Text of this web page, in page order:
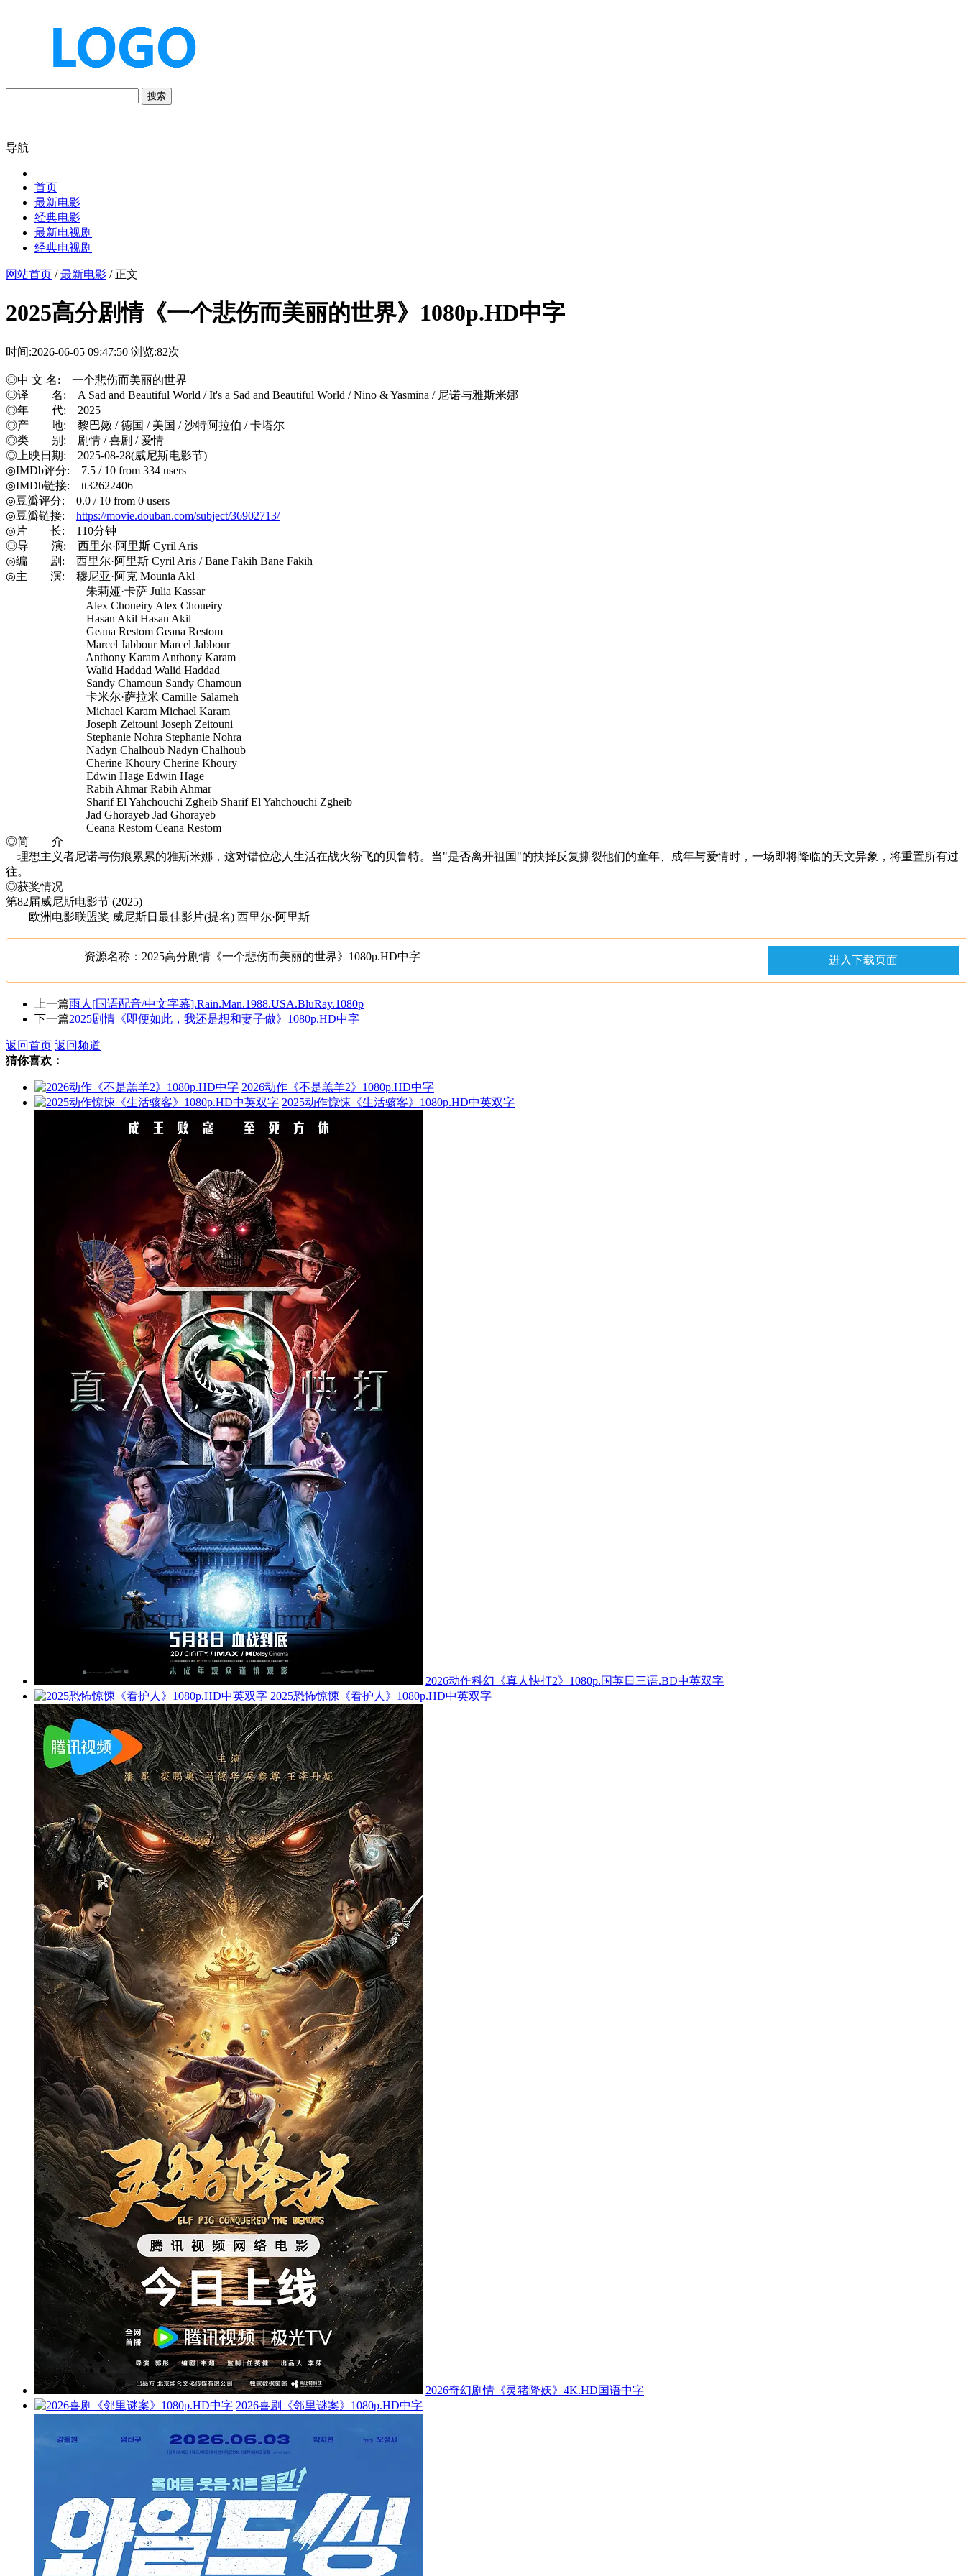
搜索
导航
首页
最新电影
经典电影
最新电视剧
经典电视剧
网站首页 /最新电影 / 正文
2025高分剧情《一个悲伤而美丽的世界》1080p.HD中字
时间:2026-06-05 09:47:50 浏览:82次
◎中 文 名: 一个悲伤而美丽的世界
◎译 名: A Sad and Beautiful World‎ / It's a Sad and Beautiful World / Nino & Yasmina / 尼诺与雅斯米娜
◎年 代: 2025
◎产 地: 黎巴嫩 / 德国 / 美国 / 沙特阿拉伯 / 卡塔尔
◎类 别: 剧情 / 喜剧 / 爱情
◎上映日期: 2025-08-28(威尼斯电影节)
◎IMDb评分: 7.5 / 10 from 334 users
◎IMDb链接: tt32622406
◎豆瓣评分: 0.0 / 10 from 0 users
◎豆瓣链接: https://movie.douban.com/subject/36902713/
◎片 长: 110分钟
◎导 演: 西里尔·阿里斯 Cyril Aris
◎编 剧: 西里尔·阿里斯 Cyril Aris / Bane Fakih Bane Fakih
◎主 演: 穆尼亚·阿克 Mounia Akl
朱莉娅·卡萨 Julia Kassar
Alex Choueiry Alex Choueiry
Hasan Akil Hasan Akil
Geana Restom Geana Restom
Marcel Jabbour Marcel Jabbour
Anthony Karam Anthony Karam
Walid Haddad Walid Haddad
Sandy Chamoun Sandy Chamoun
卡米尔·萨拉米 Camille Salameh
Michael Karam Michael Karam
Joseph Zeitouni Joseph Zeitouni
Stephanie Nohra Stephanie Nohra
Nadyn Chalhoub Nadyn Chalhoub
Cherine Khoury Cherine Khoury
Edwin Hage Edwin Hage
Rabih Ahmar Rabih Ahmar
Sharif El Yahchouchi Zgheib Sharif El Yahchouchi Zgheib
Jad Ghorayeb Jad Ghorayeb
Ceana Restom Ceana Restom
◎简 介
理想主义者尼诺与伤痕累累的雅斯米娜，这对错位恋人生活在战火纷飞的贝鲁特。当"是否离开祖国"的抉择反复撕裂他们的童年、成年与爱情时，一场即将降临的天文异象，将重置所有过
往。
◎获奖情况
第82届威尼斯电影节 (2025)
欧洲电影联盟奖 威尼斯日最佳影片(提名) 西里尔·阿里斯
资源名称：2025高分剧情《一个悲伤而美丽的世界》1080p.HD中字 进入下载页面
上一篇雨人[国语配音/中文字幕].Rain.Man.1988.USA.BluRay.1080p
下一篇2025剧情《即便如此，我还是想和妻子做》1080p.HD中字
返回首页 返回频道
猜你喜欢：
2026动作《不是羔羊2》1080p.HD中字
2025动作惊悚《生活骇客》1080p.HD中英双字
2026动作科幻《真人快打2》1080p.国英日三语.BD中英双字
2025恐怖惊悚《看护人》1080p.HD中英双字
2026奇幻剧情《灵猪降妖》4K.HD国语中字
2026喜剧《邻里谜案》1080p.HD中字